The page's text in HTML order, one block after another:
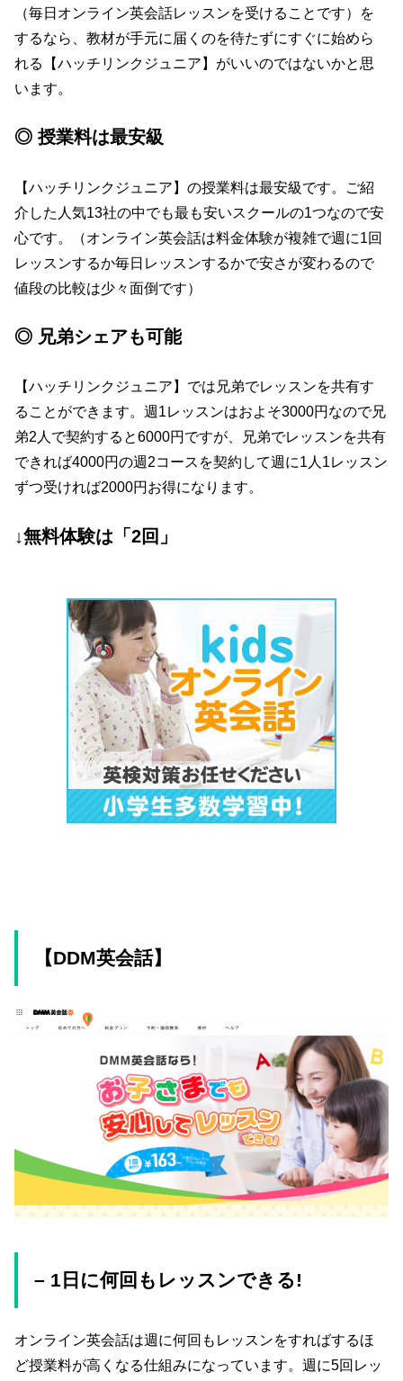
（毎日オンライン英会話レッスンを受けることです）を
するなら、教材が手元に届くのを待たずにすぐに始めら
れる【ハッチリンクジュニア】がいいのではないかと思
います。
◎ 授業料は最安級
【ハッチリンクジュニア】の授業料は最安級です。ご紹
介した人気13社の中でも最も安いスクールの1つなので安
心です。（オンライン英会話は料金体験が複雑で週に1回
レッスンするか毎日レッスンするかで安さが変わるので
値段の比較は少々面倒です）
◎ 兄弟シェアも可能
【ハッチリンクジュニア】では兄弟でレッスンを共有す
ることができます。週1レッスンはおよそ3000円なので兄
弟2人で契約すると6000円ですが、兄弟でレッスンを共有
できれば4000円の週2コースを契約して週に1人1レッスン
ずつ受ければ2000円お得になります。
↓無料体験は「2回」
【DDM英会話】
– 1日に何回もレッスンできる!
オンライン英会話は週に何回もレッスンをすればするほ
ど授業料が高くなる仕組みになっています。週に5回レッ